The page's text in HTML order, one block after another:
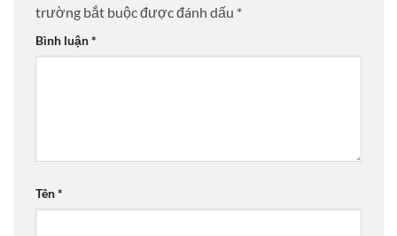
trường bắt buộc được đánh dấu *
Bình luận*
Tên*